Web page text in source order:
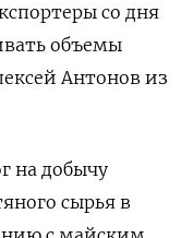
со дня
объемы
Антонов из
на добычу
сырья в